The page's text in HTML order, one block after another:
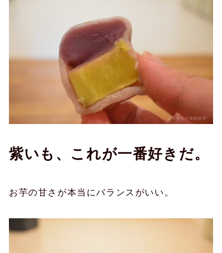
紫いも、これが一番好きだ。
お芋の甘さが本当にバランスがいい。